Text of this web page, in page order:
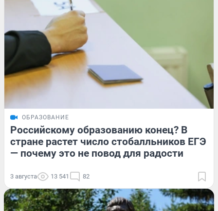
ОБРАЗОВАНИЕ
Российскому образованию конец? В
стране растет число стобалльников ЕГЭ
— почему это не повод для радости
3 августа 13 541 82